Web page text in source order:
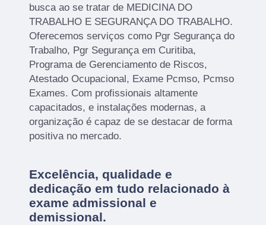
busca ao se tratar de MEDICINA DO
TRABALHO E SEGURANÇA DO TRABALHO.
Oferecemos serviços como Pgr Segurança do
Trabalho, Pgr Segurança em Curitiba,
Programa de Gerenciamento de Riscos,
Atestado Ocupacional, Exame Pcmso, Pcmso
Exames. Com profissionais altamente
capacitados, e instalações modernas, a
organização é capaz de se destacar de forma
positiva no mercado.
Excelência, qualidade e
dedicação em tudo relacionado à
exame admissional e
demissional.